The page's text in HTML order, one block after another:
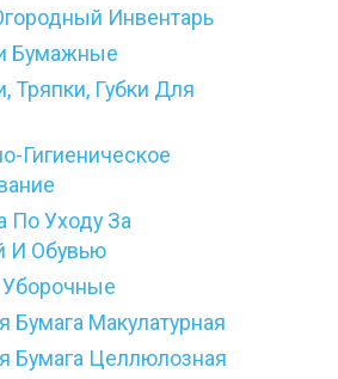
Инвентарь
Бумажные
Тряпки, Губки Для
Гигиеническое
По Уходу За
И Обувью
Бумага Макулатурная
Бумага Целлюлозная